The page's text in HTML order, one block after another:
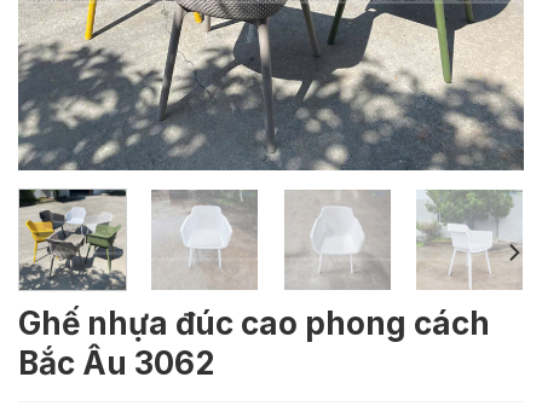
Ghế nhựa đúc cao phong cách
Bắc Âu 3062